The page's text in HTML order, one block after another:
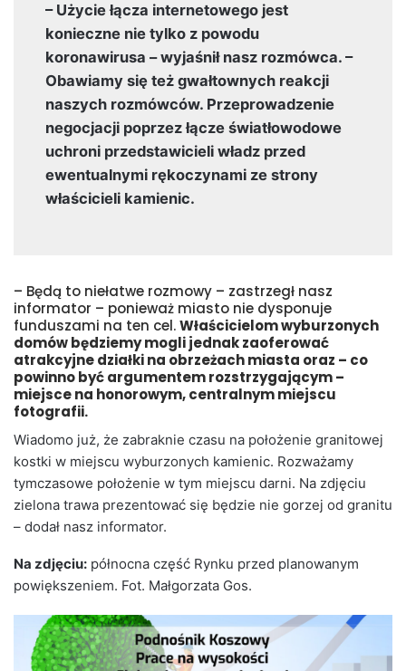
– Użycie łącza internetowego jest
konieczne nie tylko z powodu
koronawirusa – wyjaśnił nasz rozmówca. –
Obawiamy się też gwałtownych reakcji
naszych rozmówców. Przeprowadzenie
negocjacji poprzez łącze światłowodowe
uchroni przedstawicieli władz przed
ewentualnymi rękoczynami ze strony
właścicieli kamienic.
– Będą to niełatwe rozmowy – zastrzegł nasz
informator – ponieważ miasto nie dysponuje
funduszami na ten cel.Właścicielom wyburzonych
domów będziemy mogli jednak zaoferować
atrakcyjne działki na obrzeżach miasta oraz – co
powinno być argumentem rozstrzygającym –
miejsce na honorowym, centralnym miejscu
fotografii.
Wiadomo już, że zabraknie czasu na położenie granitowej
kostki w miejscu wyburzonych kamienic. Rozważamy
tymczasowe położenie w tym miejscu darni. Na zdjęciu
zielona trawa prezentować się będzie nie gorzej od granitu
– dodał nasz informator.
Na zdjęciu: północna część Rynku przed planowanym
powiększeniem. Fot. Małgorzata Gos.